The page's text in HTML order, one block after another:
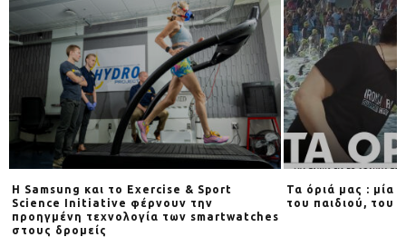
Η Samsung και το Exercise & Sport
Science Initiative φέρνουν την
προηγμένη τεχνολογία των smartwatches
στους δρομείς
Τα όριά μας : μία
του παιδιού, του